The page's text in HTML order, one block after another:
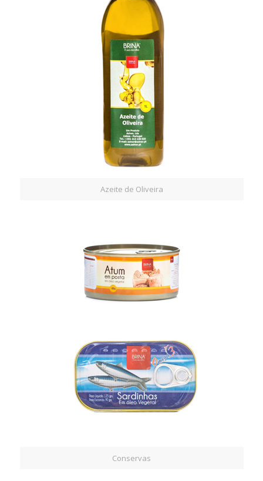
Azeite de Oliveira
Conservas